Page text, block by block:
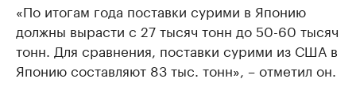
«По итогам года поставки сурими в Японию
должны вырасти с 27 тысяч тонн до 50-60 тысяч
тонн. Для сравнения, поставки сурими из США в
Японию составляют 83 тыс. тонн», – отметил он.